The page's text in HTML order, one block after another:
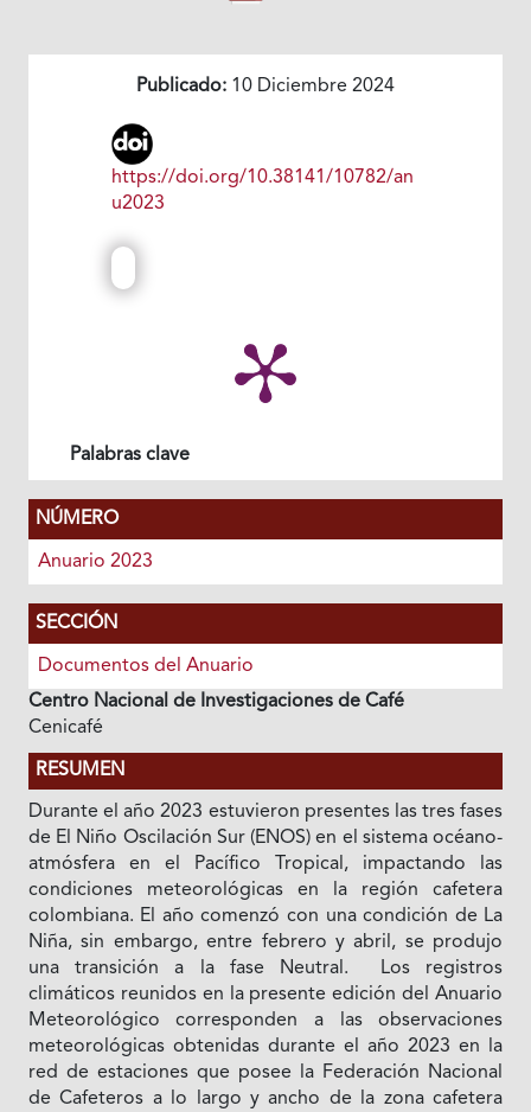
Publicado: 10 Diciembre 2024
https://doi.org/10.38141/10782/an
u2023
Palabras clave
NÚMERO
Anuario 2023
SECCIÓN
Documentos del Anuario
Centro Nacional de Investigaciones de Café
Cenicafé
RESUMEN
Durante el año 2023 estuvieron presentes las tres fases
de El Niño Oscilación Sur (ENOS) en el sistema océano-
atmósfera en el Pacífico Tropical, impactando las
condiciones meteorológicas en la región cafetera
colombiana. El año comenzó con una condición de La
Niña, sin embargo, entre febrero y abril, se produjo
una transición a la fase Neutral. Los registros
climáticos reunidos en la presente edición del Anuario
Meteorológico corresponden a las observaciones
meteorológicas obtenidas durante el año 2023 en la
red de estaciones que posee la Federación Nacional
de Cafeteros a lo largo y ancho de la zona cafetera